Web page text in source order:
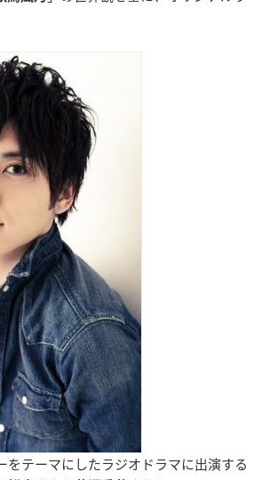
をテーマにしたラジオドラマに出演する